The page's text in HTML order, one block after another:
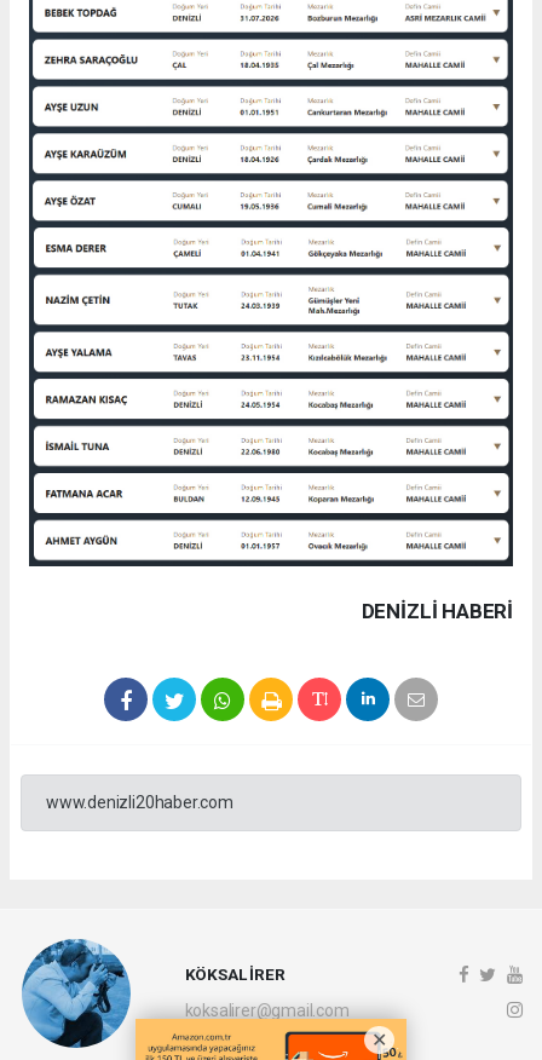
DENIZLI HABERİ
www.denizli20haber.com
KÖKSAL İRER
koksalirer@gmail.com